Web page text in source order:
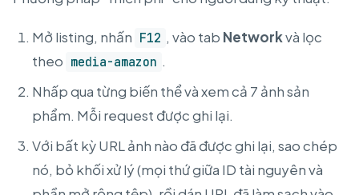
Mở listing, nhấn F12 , vào tab Networkvà lọc
theo media-amazon .
Nhấp qua từng biến thể và xem cả 7 ảnh sản
phẩm. Mỗi request được ghi lại.
Với bất kỳ URL ảnh nào đã được ghi lại, sao chép
nó, bỏ khối xử lý (mọi thứ giữa ID tài nguyên và